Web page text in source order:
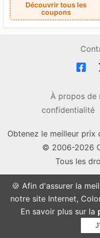
🍪 Afin d'assurer la
notre site Internet,
En savoir plus sur la
Découvrir tous les
coupons
À propos de
confidentialité
Obtenez le meilleur
© 2006-2026
Tous les